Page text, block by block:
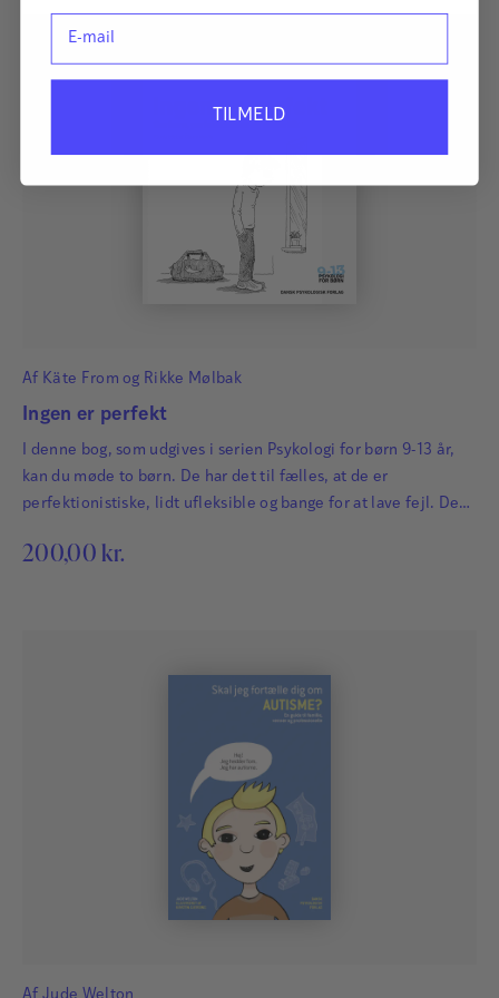
Af Käte From og Rikke Mølbak
Ingen er perfekt
I denne bog, som udgives i serien Psykologi for børn 9-13 år,
kan du møde to børn. De har det til fælles, at de er
perfektionistiske, lidt ufleksible og bange for at lave fejl. Det
er der også noget, de går glip af.
200,00 kr.
TILMELD